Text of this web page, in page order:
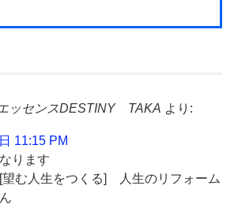
ッセンスDESTINY TAKA より:
11:15 PM
ります
む人生をつくる] 人生のリフォーム